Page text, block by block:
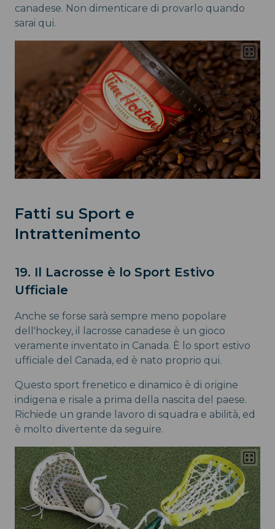
canadese. Non dimenticare di provarlo quando
sarai qui.
Fatti su Sport e
Intrattenimento
19. Il Lacrosse è lo Sport Estivo
Ufficiale
Anche se forse sarà sempre meno popolare
dell'hockey, il lacrosse canadese è un gioco
veramente inventato in Canada. È lo sport estivo
ufficiale del Canada, ed è nato proprio qui.
Questo sport frenetico e dinamico è di origine
indigena e risale a prima della nascita del paese.
Richiede un grande lavoro di squadra e abilità, ed
è molto divertente da seguire.